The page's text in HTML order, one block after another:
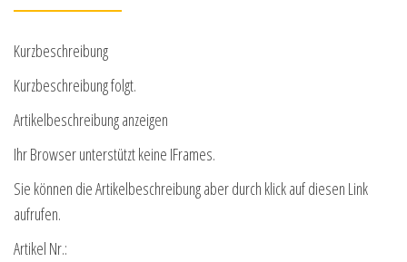
Kurzbeschreibung
Kurzbeschreibung folgt.
Artikelbeschreibung anzeigen
Ihr Browser unterstützt keine IFrames.
Sie können die Artikelbeschreibung aber durch klick auf diesen Link
aufrufen.
Artikel Nr.: